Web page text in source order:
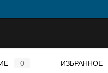
0 ИЗБРАННОЕ